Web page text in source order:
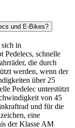
und E-Bikes?
in
Pedelecs, schnelle
die durch
werden, wenn der
über 25
Pedelec unterstützt
von 45
und für die
eine
der Klasse AM